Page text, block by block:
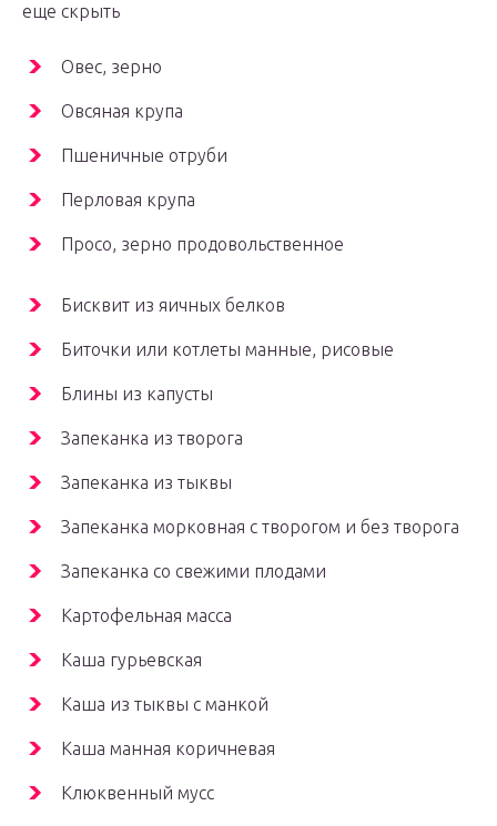
еще скрыть
Овес, зерно
Овсяная крупа
Пшеничные отруби
Перловая крупа
Просо, зерно продовольственное
Бисквит из яичных белков
Биточки или котлеты манные, рисовые
Блины из капусты
Запеканка из творога
Запеканка из тыквы
Запеканка морковная с творогом и без творога
Запеканка со свежими плодами
Картофельная масса
Каша гурьевская
Каша из тыквы с манкой
Каша манная коричневая
Клюквенный мусс